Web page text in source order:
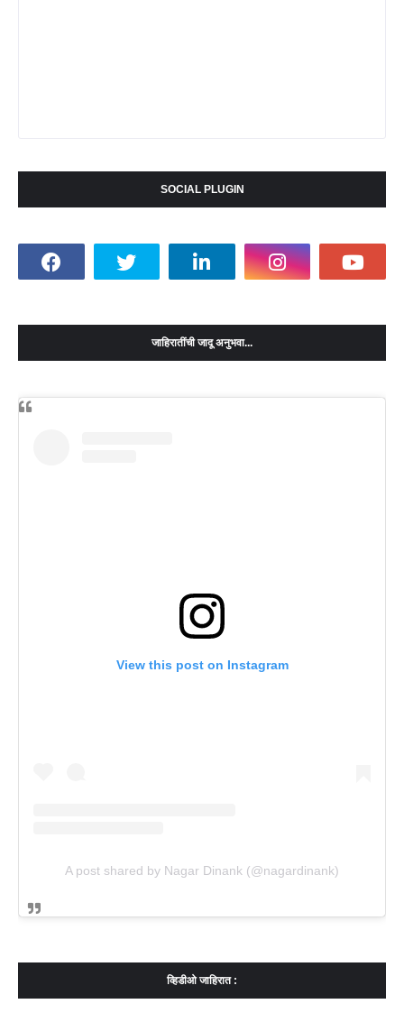
SOCIAL PLUGIN
जाहिरातींची जादू अनुभवा...
View this post on Instagram
A post shared by Nagar Dinank (@nagardinank)
व्हिडीओ जाहिरात :